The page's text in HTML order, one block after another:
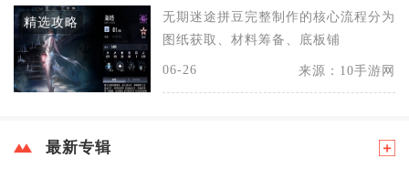
精选攻略
无期迷途拼豆完整制作的核心流程分为
图纸获取、材料筹备、底板铺
06-26 来源：10手游网
最新专辑